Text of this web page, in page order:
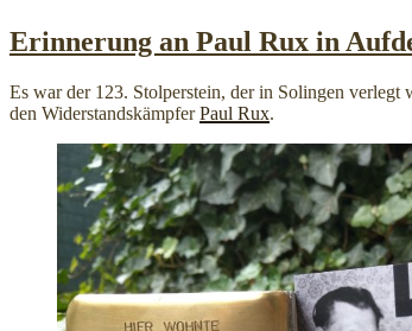
Erinnerung an Paul Rux in
Es war der 123. Stolperstein, der in Solingen verlegt
den WiderstandskämpferPaul Rux.